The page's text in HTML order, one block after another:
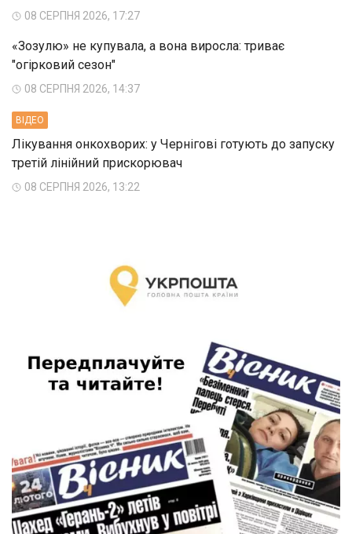
08 СЕРПНЯ 2026, 17:27
«Зозулю» не купувала, а вона виросла: триває
"огірковий сезон"
08 СЕРПНЯ 2026, 14:37
ВIДЕО
Лікування онкохворих: у Чернігові готують до запуску
третій лінійний прискорювач
08 СЕРПНЯ 2026, 13:22